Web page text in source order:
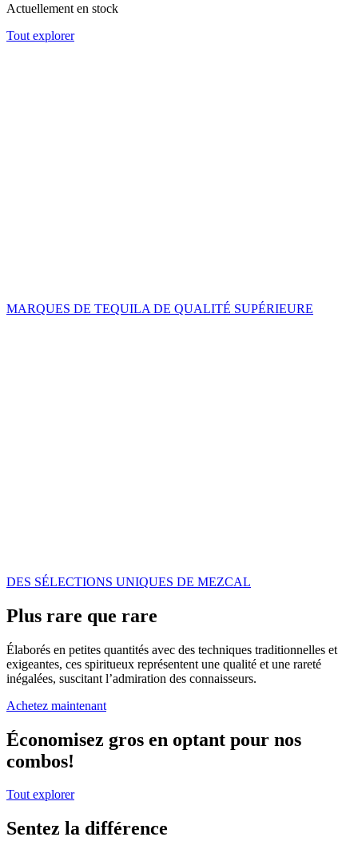
Actuellement en stock
Tout explorer
MARQUES DE TEQUILA DE QUALITÉ SUPÉRIEURE
DES SÉLECTIONS UNIQUES DE MEZCAL
Plus rare que rare
Élaborés en petites quantités avec des techniques traditionnelles et
exigeantes, ces spiritueux représentent une qualité et une rareté
inégalées, suscitant l’admiration des connaisseurs.
Achetez maintenant
Économisez gros en optant pour nos
combos!
Tout explorer
Sentez la différence